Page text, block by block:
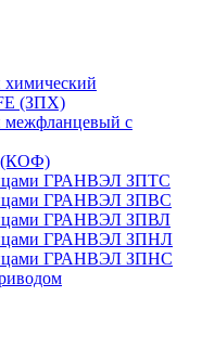
химический
(ЗПХ)
межфланцевый с
(КОФ)
ГРАНВЭЛ ЗПТС
ГРАНВЭЛ ЗПВС
ГРАНВЭЛ ЗПВЛ
ГРАНВЭЛ ЗПНЛ
ГРАНВЭЛ ЗПНС